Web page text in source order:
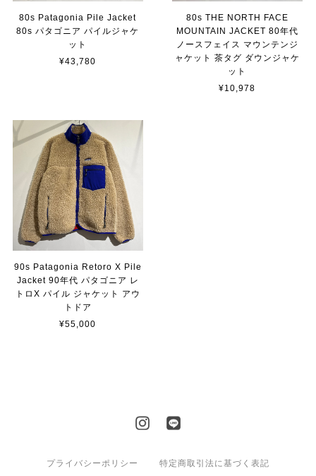
80s Patagonia Pile Jacket
80s パタゴニア パイルジャケ
ット
¥43,780
80s THE NORTH FACE
MOUNTAIN JACKET 80年代
ノースフェイス マウンテンジ
ャケット 茶タグ ダウンジャケ
ット
¥10,978
90s Patagonia Retoro X Pile
Jacket 90年代 パタゴニア レ
トロX パイル ジャケット アウ
トドア
¥55,000
プライバシーポリシー 特定商取引法に基づく表記